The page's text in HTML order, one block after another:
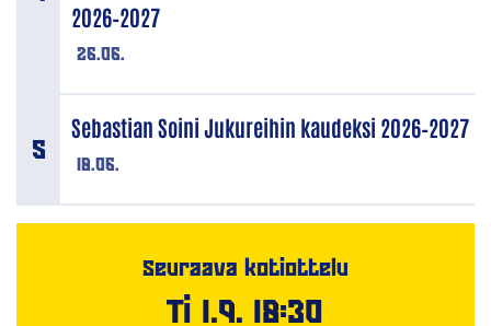
26.06.
2026–2027
18.06.
Sebastian Soini Jukureihin kaudeksi 2026–2027
Seuraava kotiottelu
Ti 1.9. 18:30